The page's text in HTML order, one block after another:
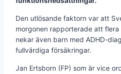
Den utlösande faktorn var att
morgonen rapporterade att
nekar även barn med ADHD-
fullvärdiga försäkringar.
Jan Ertsborn (FP) som är vice